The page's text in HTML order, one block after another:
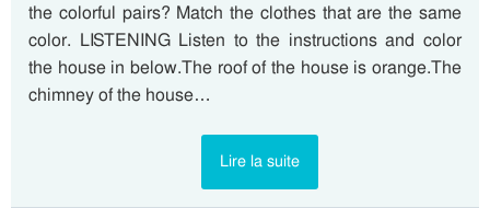
the colorful pairs? Match the clothes that are the same
color. LISTENING Listen to the instructions and color
the house in below.The roof of the house is orange.The
chimney of the house…
Lire la suite